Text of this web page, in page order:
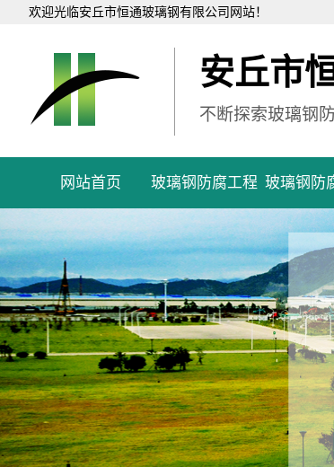
欢迎光临安丘市恒通玻璃钢有限公司网站！
安丘市
不断探索玻璃钢
网站首页 玻璃钢防腐工程 玻璃钢防